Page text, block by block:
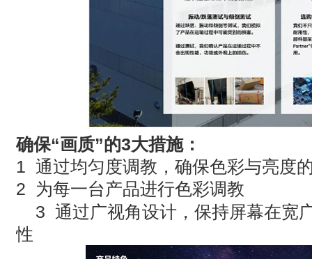
确保“画质”的3大措施：
1 通过均匀度调教，确保色彩与亮度
2 为每一台产品进行色彩调教
3 通过广视角设计，保持屏幕在宽
性